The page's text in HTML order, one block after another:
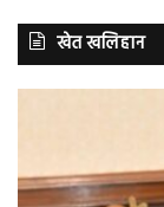
खेत खलिहान